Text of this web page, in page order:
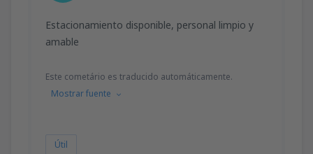
Estacionamiento disponible, personal limpio y
amable
Este cometário es traducido automáticamente.
Mostrar fuente
Útil